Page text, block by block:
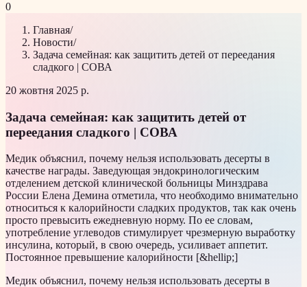
0
Главная/
Новости/
Задача семейная: как защитить детей от переедания
сладкого | СОВА
20 жовтня 2025 р.
Задача семейная: как защитить детей от
переедания сладкого | СОВА
Медик объяснил, почему нельзя использовать десерты в
качестве награды. Заведующая эндокринологическим
отделением детской клинической больницы Минздрава
России Елена Демина отметила, что необходимо внимательно
относиться к калорийности сладких продуктов, так как очень
просто превысить ежедневную норму. По ее словам,
употребление углеводов стимулирует чрезмерную выработку
инсулина, который, в свою очередь, усиливает аппетит.
Постоянное превышение калорийности [&hellip;]
Медик объяснил, почему нельзя использовать десерты в